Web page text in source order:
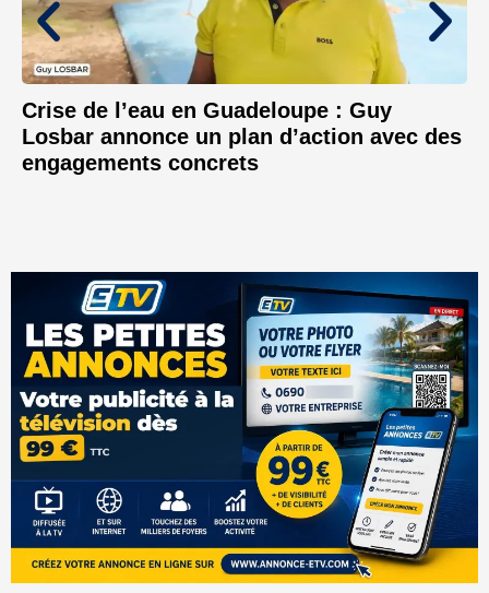
Crise de l’eau en Guadeloupe : Guy
Losbar annonce un plan d’action avec des
engagements concrets